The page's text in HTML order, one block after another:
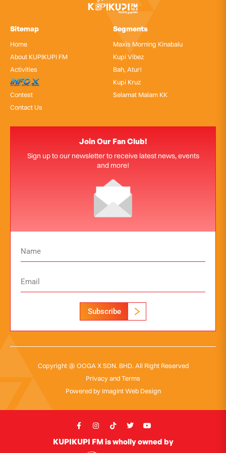
Sitemap
Home
About KUPIKUPI FM
Activities
InfoX
Contest
Contact Us
Segments
Maxis Morning Kinabalu
Kupi Vibez
Bah, Atur!
Kupi Kruz
Selamat Malam KK
Join Our Fan Club!
Sign up to our newsletter to receive latest news, events
and more!
Subscribe
Copyright @ OOGA X SDN. BHD. All Right Reserved
Privacy and Terms
Powered by Imagint Web Design
KUPIKUPI FM is wholly owned by